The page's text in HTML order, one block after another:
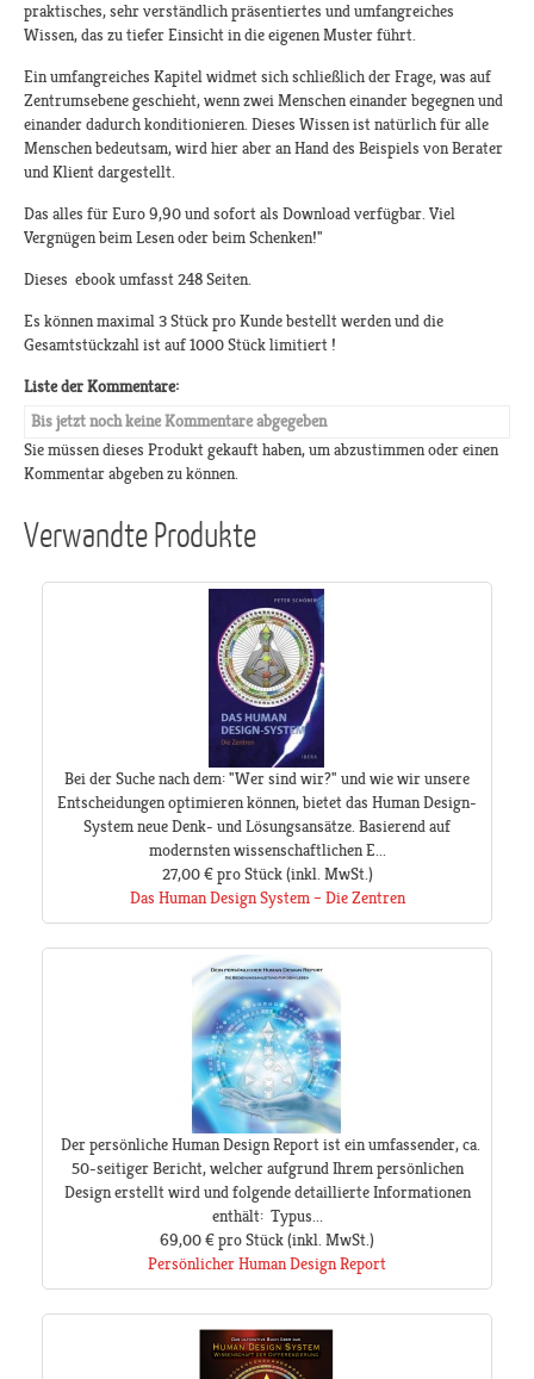
praktisches, sehr verständlich präsentiertes und umfangreiches
Wissen, das zu tiefer Einsicht in die eigenen Muster führt.
Ein umfangreiches Kapitel widmet sich schließlich der Frage, was auf
Zentrumsebene geschieht, wenn zwei Menschen einander begegnen und
einander dadurch konditionieren. Dieses Wissen ist natürlich für alle
Menschen bedeutsam, wird hier aber an Hand des Beispiels von Berater
und Klient dargestellt.
Das alles für Euro 9,90 und sofort als Download verfügbar. Viel
Vergnügen beim Lesen oder beim Schenken!"
Dieses ebook umfasst 248 Seiten.
Es können maximal 3 Stück pro Kunde bestellt werden und die
Gesamtstückzahl ist auf 1000 Stück limitiert !
Liste der Kommentare:
Bis jetzt noch keine Kommentare abgegeben
Sie müssen dieses Produkt gekauft haben, um abzustimmen oder einen
Kommentar abgeben zu können.
Verwandte Produkte
Bei der Suche nach dem: "Wer sind wir?" und wie wir unsere
Entscheidungen optimieren können, bietet das Human Design-
System neue Denk- und Lösungsansätze. Basierend auf
modernsten wissenschaftlichen E...
27,00 € pro Stück(inkl. MwSt.)
Das Human Design System – Die Zentren
Der persönliche Human Design Report ist ein umfassender, ca.
50-seitiger Bericht, welcher aufgrund Ihrem persönlichen
Design erstellt wird und folgende detaillierte Informationen
enthält: Typus...
69,00 €pro Stück(inkl. MwSt.)
Persönlicher Human Design Report